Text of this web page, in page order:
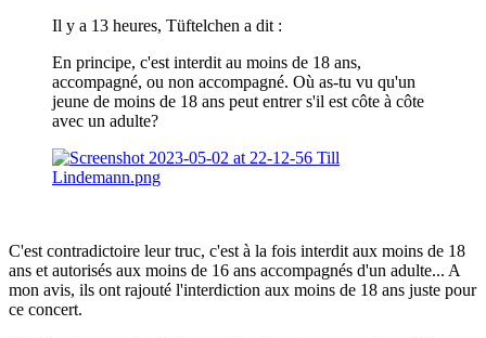
Il y a 13 heures, Tüftelchen a dit :
En principe, c'est interdit au moins de 18 ans,
accompagné, ou non accompagné. Où as-tu vu qu'un
jeune de moins de 18 ans peut entrer s'il est côte à côte
avec un adulte?
C'est contradictoire leur truc, c'est à la fois interdit aux moins de 18
ans et autorisés aux moins de 16 ans accompagnés d'un adulte... A
mon avis, ils ont rajouté l'interdiction aux moins de 18 ans juste pour
ce concert.